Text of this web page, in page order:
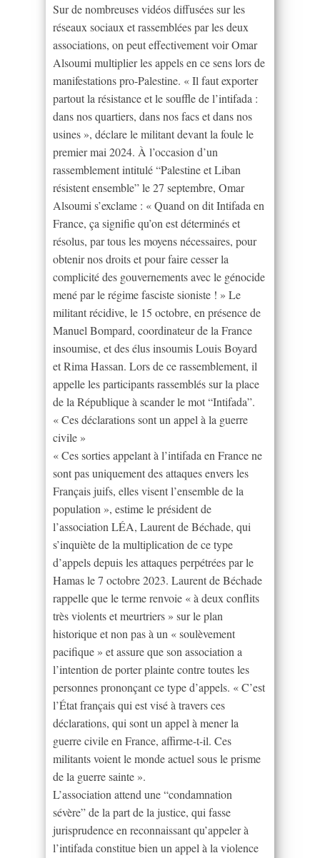
Sur de nombreuses vidéos diffusées sur les
réseaux sociaux et rassemblées par les deux
associations, on peut effectivement voir Omar
Alsoumi multiplier les appels en ce sens lors de
manifestations pro-Palestine. « Il faut exporter
partout la résistance et le souffle de l’intifada :
dans nos quartiers, dans nos facs et dans nos
usines », déclare le militant devant la foule le
premier mai 2024. À l’occasion d’un
rassemblement intitulé “Palestine et Liban
résistent ensemble” le 27 septembre, Omar
Alsoumi s’exclame : « Quand on dit Intifada en
France, ça signifie qu’on est déterminés et
résolus, par tous les moyens nécessaires, pour
obtenir nos droits et pour faire cesser la
complicité des gouvernements avec le génocide
mené par le régime fasciste sioniste ! » Le
militant récidive, le 15 octobre, en présence de
Manuel Bompard, coordinateur de la France
insoumise, et des élus insoumis Louis Boyard
et Rima Hassan. Lors de ce rassemblement, il
appelle les participants rassemblés sur la place
de la République à scander le mot “Intifada”.
« Ces déclarations sont un appel à la guerre
civile »
« Ces sorties appelant à l’intifada en France ne
sont pas uniquement des attaques envers les
Français juifs, elles visent l’ensemble de la
population », estime le président de
l’association LÉA, Laurent de Béchade, qui
s’inquiète de la multiplication de ce type
d’appels depuis les attaques perpétrées par le
Hamas le 7 octobre 2023. Laurent de Béchade
rappelle que le terme renvoie « à deux conflits
très violents et meurtriers » sur le plan
historique et non pas à un « soulèvement
pacifique » et assure que son association a
l’intention de porter plainte contre toutes les
personnes prononçant ce type d’appels. « C’est
l’État français qui est visé à travers ces
déclarations, qui sont un appel à mener la
guerre civile en France, affirme-t-il. Ces
militants voient le monde actuel sous le prisme
de la guerre sainte ».
L’association attend une “condamnation
sévère” de la part de la justice, qui fasse
jurisprudence en reconnaissant qu’appeler à
l’intifada constitue bien un appel à la violence